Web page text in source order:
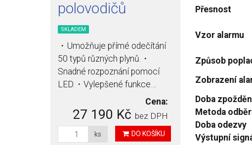
Přesnost
Vzor alarmu
Způsob
Zobrazení
Doba
Metoda
Doba odezvy
Výstupní
polovodičů
SKLADEM
・Umožňuje přímé odečítání
50 typů různých plynů.・
Snadné rozpoznání pomocí
LED.・Vylepšené funkce…
Cena:
27 190 Kč bez DPH
ks DO KOŠÍKU